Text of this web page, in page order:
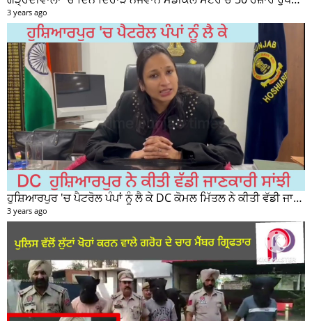
3 years ago
ਹੁਸ਼ਿਆਰਪੁਰ 'ਚ ਪੈਟਰੋਲ ਪੰਪਾਂ ਨੂੰ ਲੈ ਕੇ DC ਕੋਮਲ ਮਿੱਤਲ ਨੇ ਕੀਤੀ ਵੱਡੀ ਜਾਣਕਾਰੀ ਸਾਂਝੀ
3 years ago